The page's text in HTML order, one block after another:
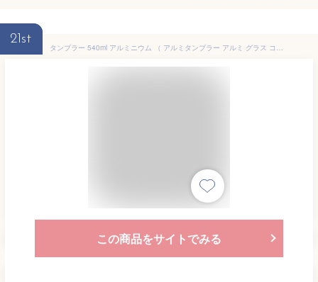
21st
タンブラー 540ml アルミニウム （ アルミタンブラー アルミ グラス コップ ビアグラス キャラクター スヌーピー PEANUT レモンサワー ハイボール ビール 軽い 丈夫 サステナブル エコ キャンプ スタッキング キャラ ）【3980円以上送料無料】
この商品をサイトでみる